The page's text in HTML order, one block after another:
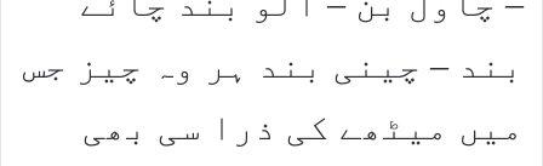
بند – چینی بند ہر وہ چیز جس
میں میٹھے کی ذرا سی بھی